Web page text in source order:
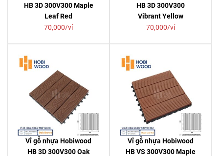
HB 3D 300V300 Maple
Leaf Red
70,000/vỉ
HB 3D 300V300
Vibrant Yellow
70,000/vỉ
Vỉ gỗ nhựa Hobiwood
HB 3D 300V300 Oak
Vỉ gỗ nhựa Hobiwood
HB VS 300V300 Maple